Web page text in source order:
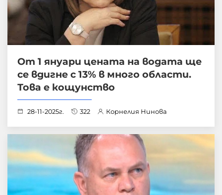
От 1 януари цената на водата ще
се вдигне с 13% в много области.
Това е кощунство
28-11-2025г. 322 Корнелия Нинова